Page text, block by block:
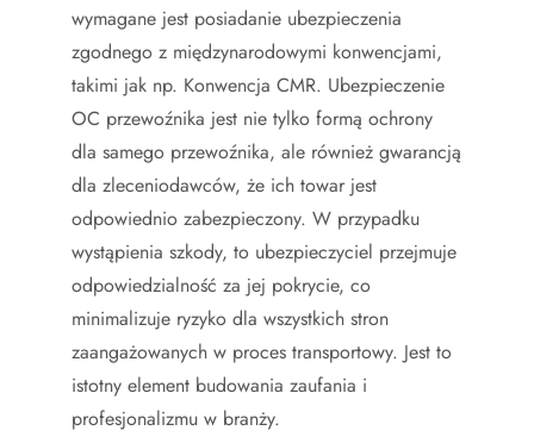
wymagane jest posiadanie ubezpieczenia
zgodnego z międzynarodowymi konwencjami,
takimi jak np. Konwencja CMR. Ubezpieczenie
OC przewoźnika jest nie tylko formą ochrony
dla samego przewoźnika, ale również gwarancją
dla zleceniodawców, że ich towar jest
odpowiednio zabezpieczony. W przypadku
wystąpienia szkody, to ubezpieczyciel przejmuje
odpowiedzialność za jej pokrycie, co
minimalizuje ryzyko dla wszystkich stron
zaangażowanych w proces transportowy. Jest to
istotny element budowania zaufania i
profesjonalizmu w branży.